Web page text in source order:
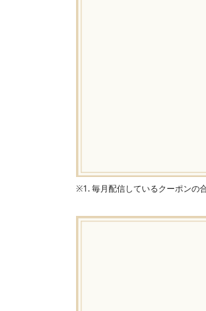
※1. 毎月配信しているクーポンの